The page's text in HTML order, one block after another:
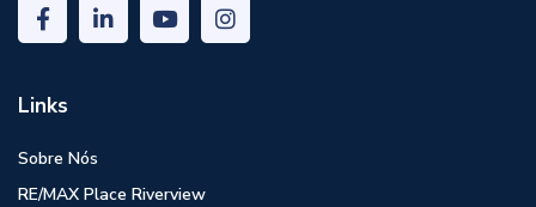
Links
Sobre Nós
RE/MAX Place Riverview